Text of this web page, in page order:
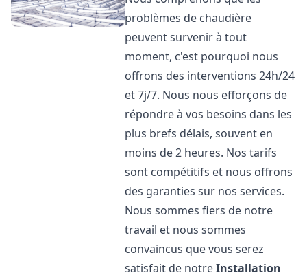
problèmes de chaudière
peuvent survenir à tout
moment, c'est pourquoi nous
offrons des interventions 24h/24
et 7j/7. Nous nous efforçons de
répondre à vos besoins dans les
plus brefs délais, souvent en
moins de 2 heures. Nos tarifs
sont compétitifs et nous offrons
des garanties sur nos services.
Nous sommes fiers de notre
travail et nous sommes
convaincus que vous serez
satisfait de notreInstallation